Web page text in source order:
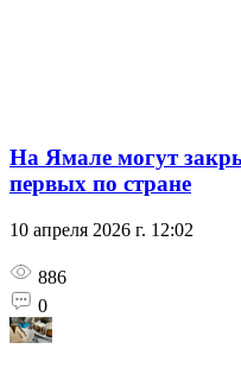
На Ямале могут
первых по стране
10 апреля 2026 г. 12:02
886
0